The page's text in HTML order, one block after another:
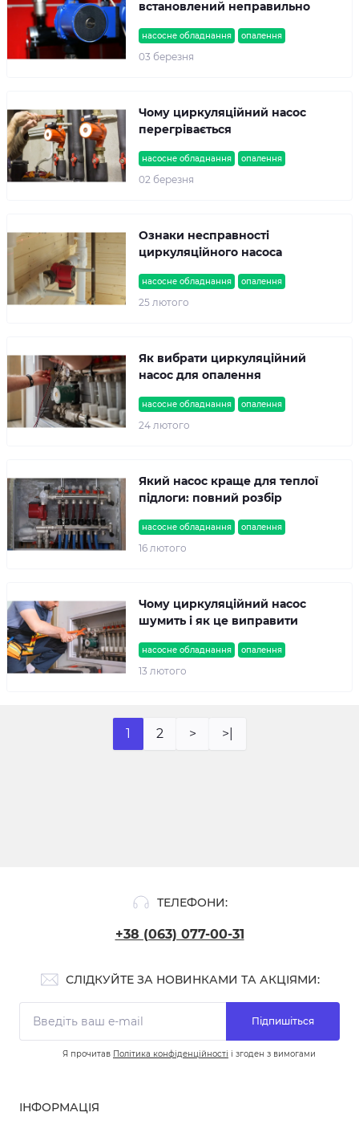
насосне обладнання опалення
03 березня
встановлений неправильно
насосне обладнання опалення
02 березня
Чому циркуляційний насос
перегрівається
насосне обладнання опалення
25 лютого
Ознаки несправності
циркуляційного насоса
насосне обладнання опалення
24 лютого
Як вибрати циркуляційний
насос для опалення
насосне обладнання опалення
16 лютого
Який насос краще для теплої
підлоги: повний розбір
насосне обладнання опалення
13 лютого
Чому циркуляційний насос
шумить і як це виправити
1 2 > >|
ТЕЛЕФОНИ:
+38 (063) 077-00-31
СЛІДКУЙТЕ ЗА НОВИНКАМИ ТА АКЦІЯМИ:
Підпишіться
Я прочитав Політика конфіденційності і згоден з вимогами
ІНФОРМАЦІЯ